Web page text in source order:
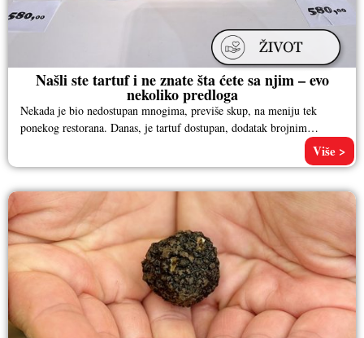
Našli ste tartuf i ne znate šta ćete sa njim – evo
nekoliko predloga
Nekada je bio nedostupan mnogima, previše skup, na meniju tek
ponekog restorana. Danas, je tartuf dostupan, dodatak brojnim
Više >